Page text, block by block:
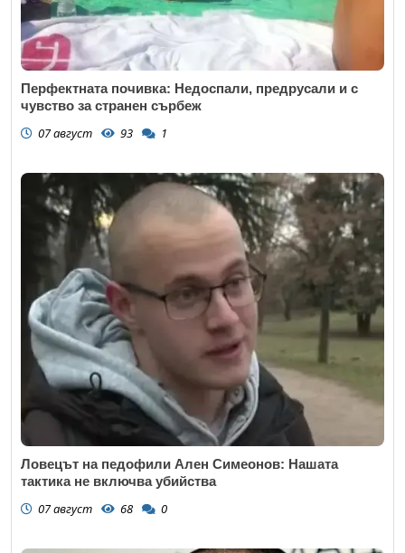
Перфектната почивка: Недоспали, предрусали и с
чувство за странен сърбеж
07 август 93 1
Ловецът на педофили Ален Симеонов: Нашата
тактика не включва убийства
07 август 68 0